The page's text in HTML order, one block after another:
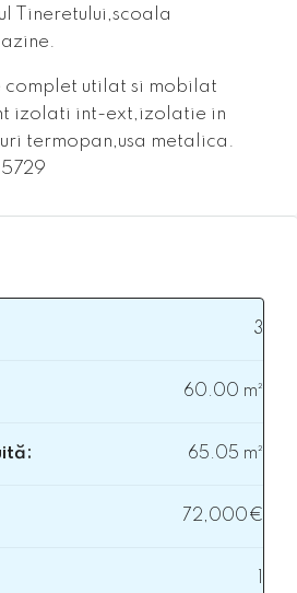
Tineretului,scoala
complet utilat si mobilat
izolati int-ext,izolatie in
termopan,usa metalica.
3
60.00 m²
65.05 m²
72,000€